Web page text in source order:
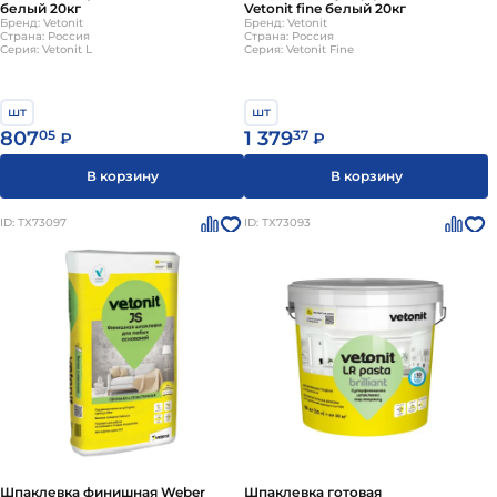
белый 20кг
Бренд: Vetonit
Страна: Россия
Серия: Vetonit L
шт
80705 ₽
В корзину
Vetonit fine белый 20кг
Бренд: Vetonit
Страна: Россия
Серия: Vetonit Fine
шт
1 37937 ₽
В корзину
ID: ТХ73097
Шпаклевка финишная Weber
ID: ТХ73093
Шпаклевка готовая